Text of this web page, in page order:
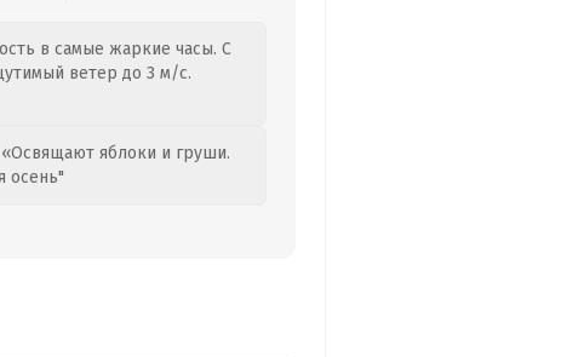
в самые жаркие часы. С
ветер до 3 м/с.
яблоки и груши.
осень"